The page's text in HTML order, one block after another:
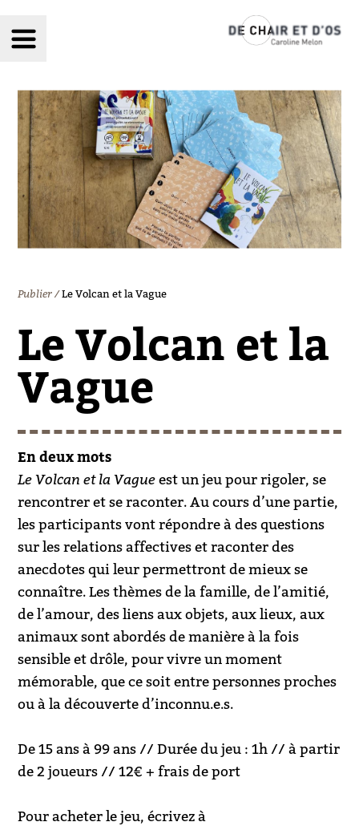
chair et d'os
Publier Le Volcan et la Vague
Le Volcan et la
Vague
En deux mots
Le Volcan et la Vagueest un jeu pour rigoler, se
rencontrer et se raconter. Au cours d’une partie,
les participants vont répondre à des questions
sur les relations affectives et raconter des
anecdotes qui leur permettront de mieux se
connaître. Les thèmes de la famille, de l’amitié,
de l’amour, des liens aux objets, aux lieux, aux
animaux sont abordés de manière à la fois
sensible et drôle, pour vivre un moment
mémorable, que ce soit entre personnes proches
ou à la découverte d’inconnu.e.s.
De 15 ans à 99 ans // Durée du jeu : 1h // à partir
de 2 joueurs // 12€ + frais de port
Pour acheter le jeu, écrivez à